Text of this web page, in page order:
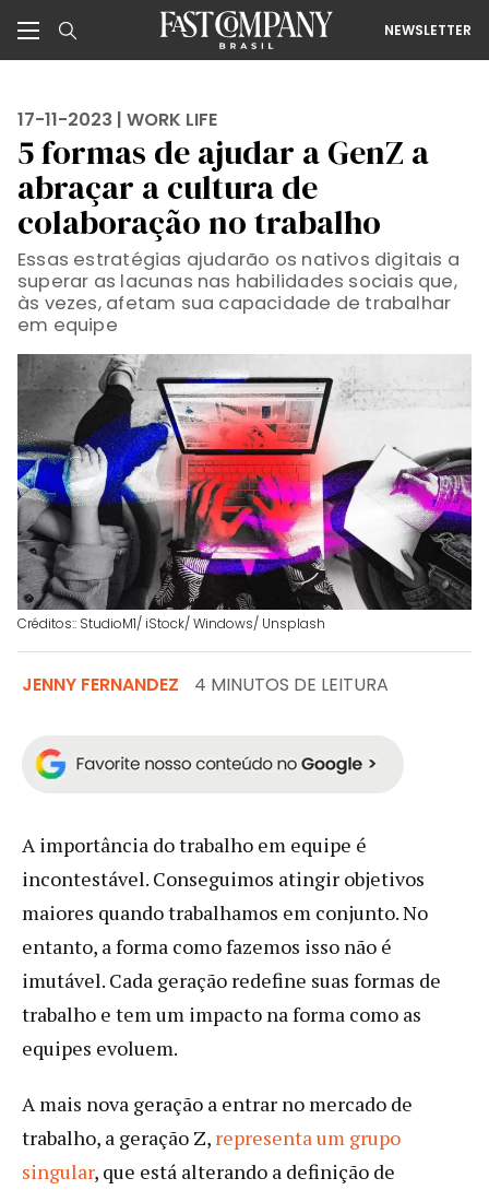
NEWSLETTER
17-11-2023 | WORK LIFE
5 formas de ajudar a GenZ a
abraçar a cultura de
colaboração no trabalho
Essas estratégias ajudarão os nativos digitais a
superar as lacunas nas habilidades sociais que,
às vezes, afetam sua capacidade de trabalhar
em equipe
Créditos:: StudioM1/ iStock/ Windows/ Unsplash
JENNY FERNANDEZ 4 MINUTOS DE LEITURA
A importância do trabalho em equipe é
incontestável. Conseguimos atingir objetivos
maiores quando trabalhamos em conjunto. No
entanto, a forma como fazemos isso não é
imutável. Cada geração redefine suas formas de
trabalho e tem um impacto na forma como as
equipes evoluem.
A mais nova geração a entrar no mercado de
trabalho, a geração Z, representa um grupo
singular, que está alterando a definição de